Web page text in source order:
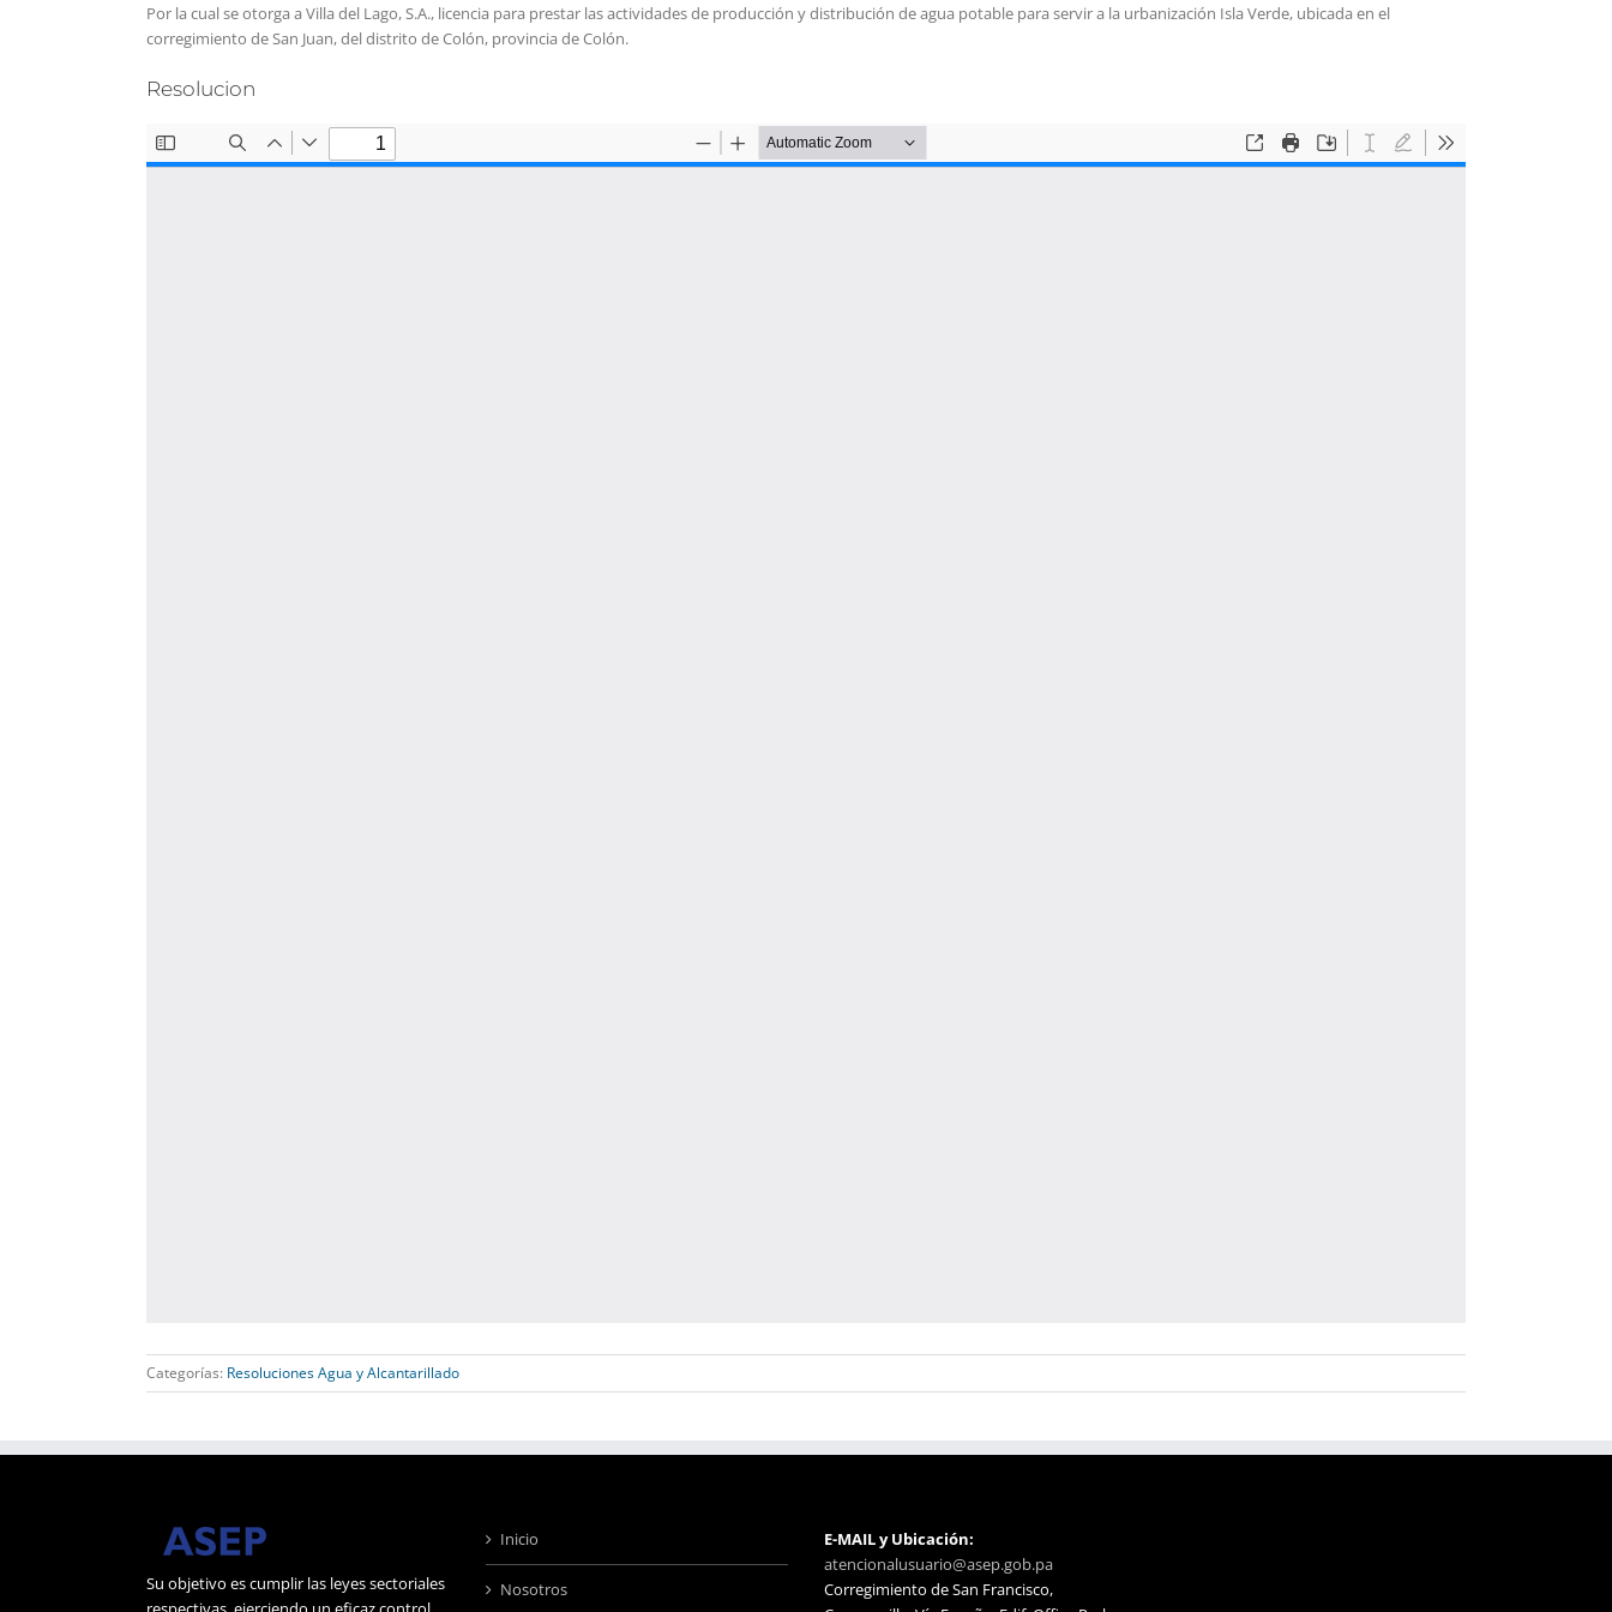
Por la cual se otorga a Villa del Lago, S.A., licencia para prestar las actividades de producción y distribución de agua potable para servir a la urbanización Isla Verde, ubicada en el
corregimiento de San Juan, del distrito de Colón, provincia de Colón.
Resolucion
Categorías: Resoluciones Agua y Alcantarillado
Su objetivo es cumplir las leyes sectoriales
Inicio
Nosotros
E-MAIL y Ubicación:
atencionalusuario@asep.gob.pa
Corregimiento de San Francisco,